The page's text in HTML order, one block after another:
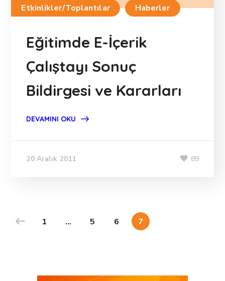
Etkinlikler/Toplantılar Haberler
Eğitimde E-İçerik
Çalıştayı Sonuç
Bildirgesi ve Kararları
DEVAMINI OKU
20 Aralık 2011 89
1 … 5 6 7